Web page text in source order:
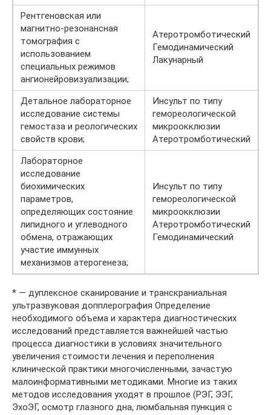
Рентгеновская или
магнитно-резонансная
томография с
использованием
специальных режимов
ангионейровизуализации;
Атеротромботический
Гемодинамический
Лакунарный
Детальное лабораторное
исследование системы
гемостаза и реологических
свойств крови;
Инсульт по типу
гемореологической
микроокклюзии
Атеротромботический
Лабораторное
исследование
биохимических
параметров,
определяющих состояние
липидного и углеводного
обмена, отражающих
участие иммунных
механизмов атерогенеза;
Инсульт по типу
гемореологической
микроокклюзии
Атеротромботический
Гемодинамический
* — дуплексное сканирование и транскраниальная
ультразвуковая допплерография Определение
необходимого объема и характера диагностических
исследований представляется важнейшей частью
процесса диагностики в условиях значительного
увеличения стоимости лечения и переполнения
клинической практики многочисленными, зачастую
малоинформативными методиками. Многие из таких
методов исследования уходят в прошлое (РЭГ, ЭЭГ,
ЭхоЭГ, осмотр глазного дна, люмбальная пункция с